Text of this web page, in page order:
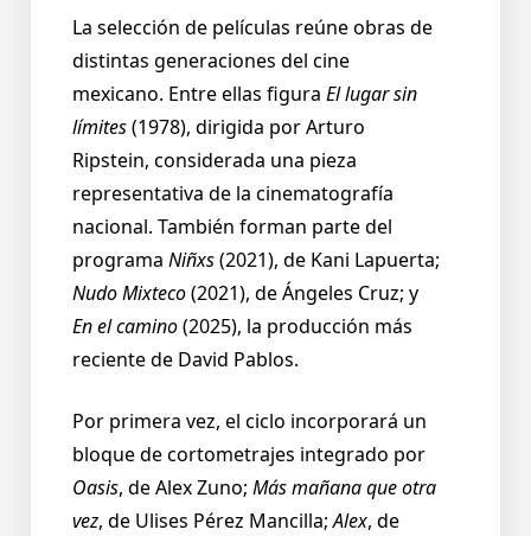
La selección de películas reúne obras de
distintas generaciones del cine
mexicano. Entre ellas figura El lugar sin
límites(1978), dirigida por Arturo
Ripstein, considerada una pieza
representativa de la cinematografía
nacional. También forman parte del
programa Niñxs(2021), de Kani Lapuerta;
Nudo Mixteco(2021), de Ángeles Cruz; y
En el camino(2025), la producción más
reciente de David Pablos.
Por primera vez, el ciclo incorporará un
bloque de cortometrajes integrado por
Oasis, de Alex Zuno; Más mañana que otra
vez, de Ulises Pérez Mancilla;Alex, de